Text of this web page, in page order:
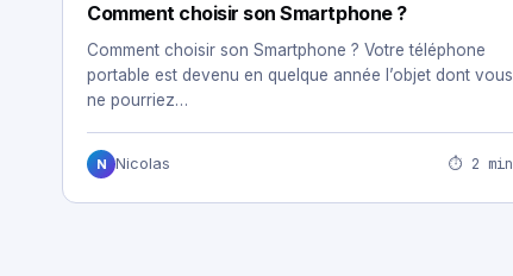
Comment choisir son Smartphone ?
Comment choisir son Smartphone ? Votre téléphone
portable est devenu en quelque année l’objet dont vous
ne pourriez…
N Nicolas ⏱ 2 min